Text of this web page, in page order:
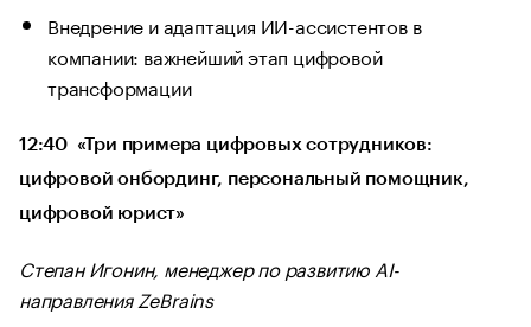
Внедрение и адаптация ИИ-ассистентов в
компании: важнейший этап цифровой
трансформации
12:40 «Три примера цифровых сотрудников:
цифровой онбординг, персональный помощник,
цифровой юрист»
Степан Игонин, менеджер по развитию AI-
направления ZeBrains